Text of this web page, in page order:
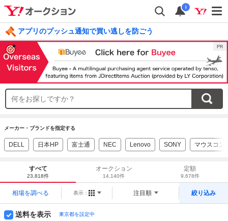
i
アプリのプッシュ通知で買い逃しを防ごう
毎日引けるくじ 今すぐ挑戦 ログイン
メーカー・ブランドを指定する
DELL 日本HP 富士通 NEC Lenovo SONY マウスコン
すべて
23,818件
オークション
14,140件
定額
9,678件
相場を調べる 表示： 注目順 絞り込み
送料を表示 東京都を設定中